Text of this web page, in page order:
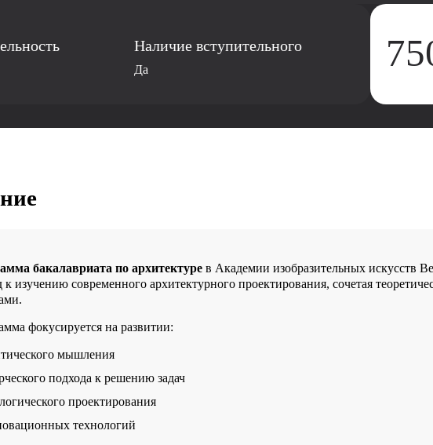
Наличие вступительного
Да
бакалавриата по архитектурев Академии изобразительных искусств
к изучению современного архитектурного проектирования, сочетая
фокусируется на развитии:
мышления
подхода к решению задач
проектирования
технологий